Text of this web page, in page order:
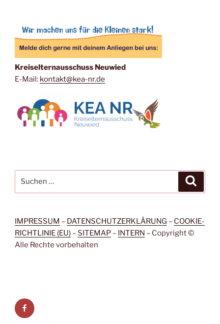
Kreiselternausschuss Neuwied
E-Mail: kontakt@kea-nr.de
nach:
IMPRESSUM – DATENSCHUTZERKLÄRUNG – COOKIE-
RICHTLINIE (EU) – SITEMAP – INTERN – Copyright ©
Alle Rechte vorbehalten
Facebook